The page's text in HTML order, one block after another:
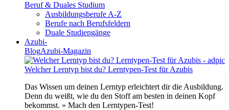
Beruf & Duales Studium
Ausbildungsberufe A-Z
Berufe nach Berufsfeldern
Duale Studiengänge
Azubi-
BlogAzubi-Magazin
Welcher Lerntyp bist du? Lerntypen-Test für Azubis
Das Wissen um deinen Lerntyp erleichtert dir die Ausbildung.
Denn du weißt, wie du den Stoff am besten in deinen Kopf
bekommst. » Mach den Lerntypen-Test!